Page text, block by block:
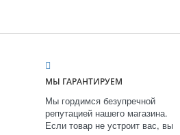
МЫ ГАРАНТИРУЕМ
Мы гордимся безупречной
репутацией нашего магазина.
Если товар не устроит вас, вы